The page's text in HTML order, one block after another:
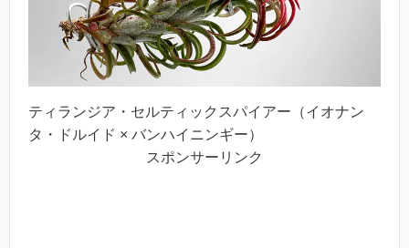
ティランジア・セルティックスパイアー（イオナン
タ・ドルイド × バンハイニンギー）
スポンサーリンク